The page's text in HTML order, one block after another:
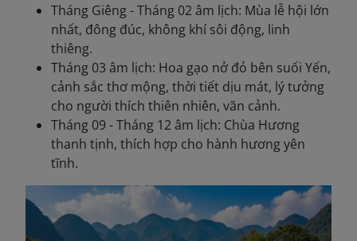
Tháng Giêng - Tháng 02 âm lịch: Mùa lễ hội lớn
nhất, đông đúc, không khí sôi động, linh
thiêng.
Tháng 03 âm lịch: Hoa gạo nở đỏ bên suối Yến,
cảnh sắc thơ mộng, thời tiết dịu mát, lý tưởng
cho người thích thiên nhiên, vãn cảnh.
Tháng 09 - Tháng 12 âm lịch: Chùa Hương
thanh tịnh, thích hợp cho hành hương yên
tĩnh.